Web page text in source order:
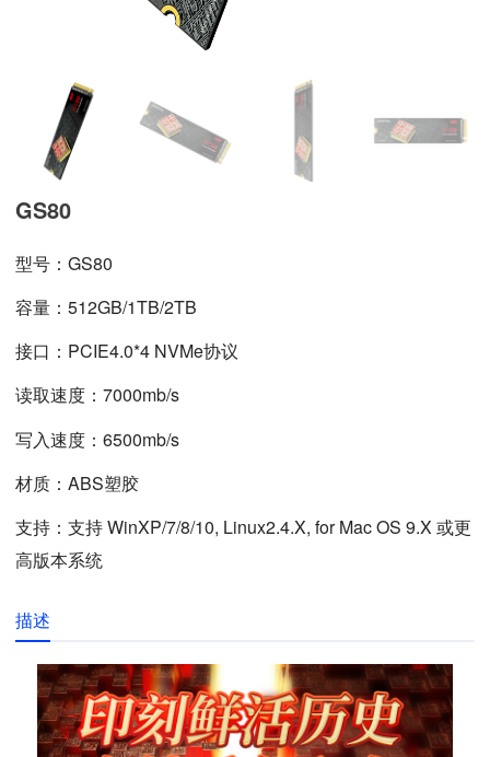
GS80
型号：GS80
容量：512GB/1TB/2TB
接口：PCIE4.0*4 NVMe协议
读取速度：7000mb/s
写入速度：6500mb/s
材质：ABS塑胶
支持：支持 WinXP/7/8/10, Linux2.4.X, for Mac OS 9.X 或更
高版本系统
描述